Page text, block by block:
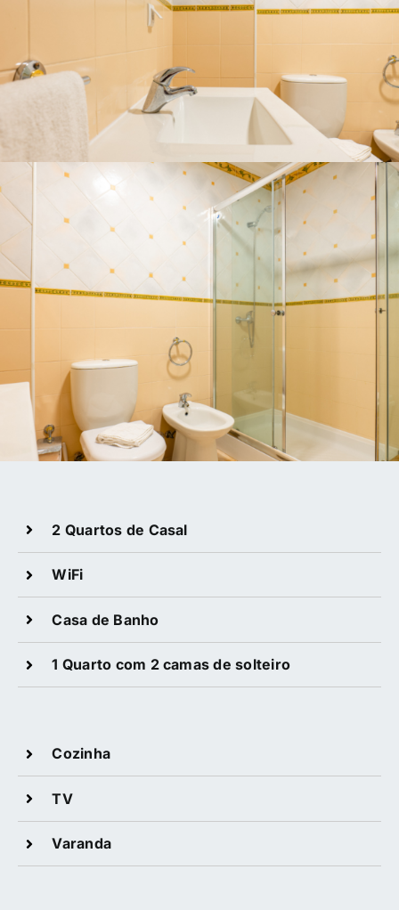
2 Quartos de Casal
WiFi
Casa de Banho
1 Quarto com 2 camas de solteiro
Cozinha
TV
Varanda